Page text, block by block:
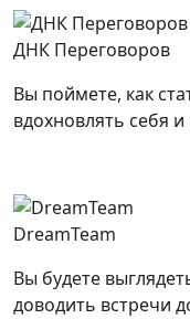
ДНК Переговоров
Вы поймете, как
вдохновлять себя
DreamTeam
Вы будете
доводить встречи